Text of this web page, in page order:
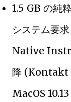
1.5 GB の純
システム要求
Native
降 (Kontakt
MacOS